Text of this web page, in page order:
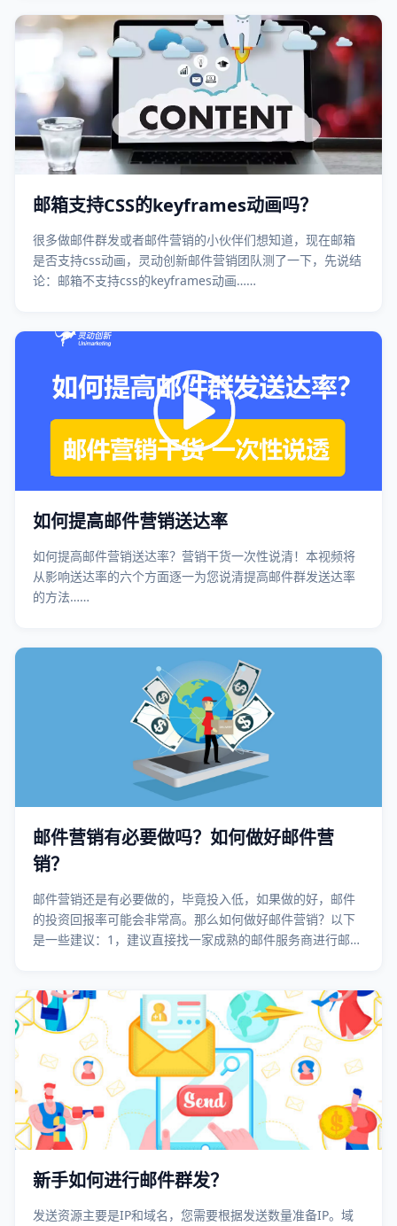
邮箱支持CSS的keyframes动画吗？
很多做邮件群发或者邮件营销的小伙伴们想知道，现在邮箱
是否支持css动画，灵动创新邮件营销团队测了一下，先说结
论：邮箱不支持css的keyframes动画……
如何提高邮件营销送达率
如何提高邮件营销送达率？营销干货一次性说清！本视频将
从影响送达率的六个方面逐一为您说清提高邮件群发送达率
的方法……
邮件营销有必要做吗？如何做好邮件营
销？
邮件营销还是有必要做的，毕竟投入低，如果做的好，邮件
的投资回报率可能会非常高。那么如何做好邮件营销？以下
是一些建议：1，建议直接找一家成熟的邮件服务商进行邮件
新手如何进行邮件群发？
发送资源主要是IP和域名，您需要根据发送数量准备IP。域